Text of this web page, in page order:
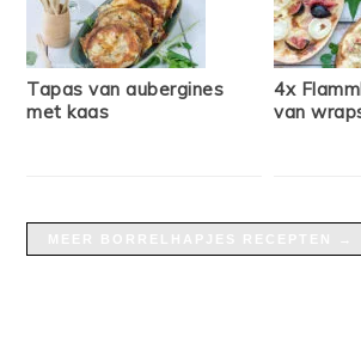
Tapas van aubergines
met kaas
4x
van